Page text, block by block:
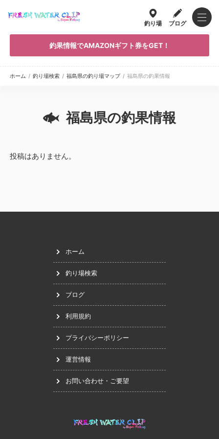
釣り場 ブログ
釣果情報でAMAZONギフト券をGET！
ホーム / 釣り場検索 / 福島県の釣り場マップ / 福島県の釣果情報
福島県の釣果情報
投稿はありません。
ホーム
釣り場検索
ブログ
利用規約
プライバシーポリシー
運営情報
お問い合わせ・ご要望